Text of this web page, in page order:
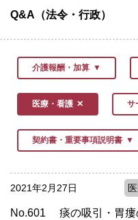
Q&A（法令・行政）
介護報酬・加算
医療・看護 サ
契約書・重要事項説明書
2021年2月27日
No.601 痰の吸引・胃瘻